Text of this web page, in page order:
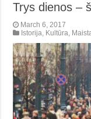
Trys dienos –
March 6, 2017
Istorija, Kultūra,